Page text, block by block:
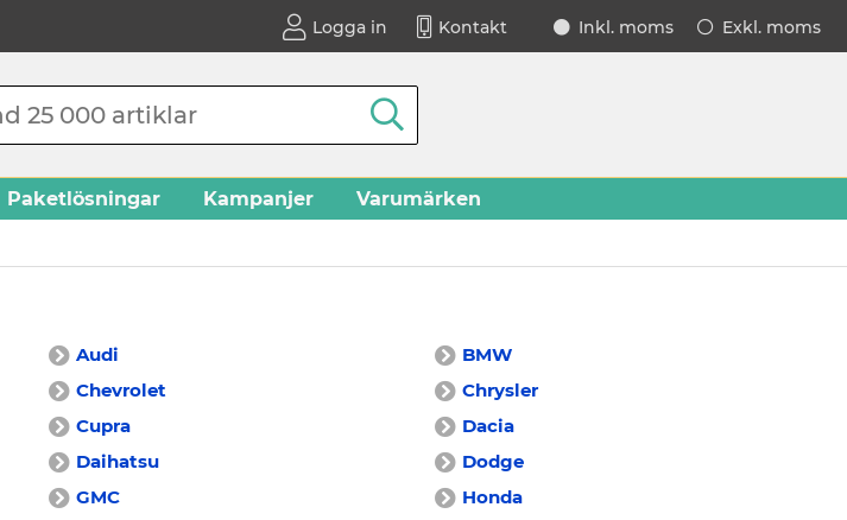
Logga in Kontakt Exkl. moms
Inkl. moms
Paketlösningar Kampanjer
Varumärken
Audi
BMW
Chevrolet
Chrysler
Cupra
Dacia
Daihatsu
Dodge
GMC
Honda